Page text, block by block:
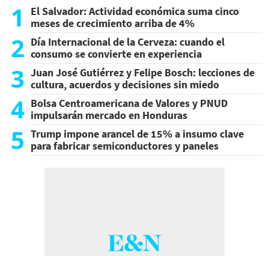
1
El Salvador: Actividad económica suma cinco
meses de crecimiento arriba de 4%
2 Día Internacional de la Cerveza: cuando el
consumo se convierte en experiencia
3 Juan José Gutiérrez y Felipe Bosch: lecciones de
cultura, acuerdos y decisiones sin miedo
4 Bolsa Centroamericana de Valores y PNUD
impulsarán mercado en Honduras
5 Trump impone arancel de 15% a insumo clave
para fabricar semiconductores y paneles